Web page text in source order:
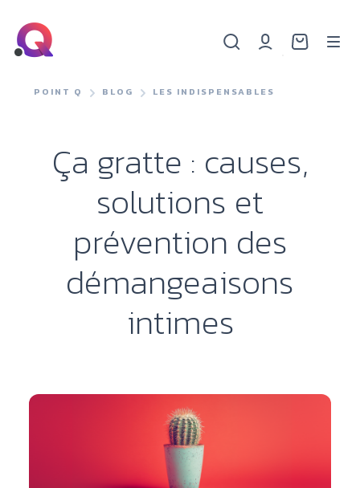
POINT Q BLOG LES INDISPENSABLES
Ça gratte : causes,
solutions et
prévention des
démangeaisons
intimes